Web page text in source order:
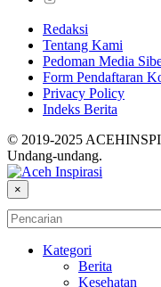
Redaksi
Tentang Kami
Pedoman Media
Form Pendaftaran
Privacy Policy
Indeks Berita
© 2019-2025
Undang-undang.
×
Kategori
Berita
Kesehatan